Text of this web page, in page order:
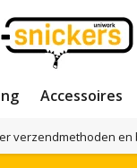
Accessoires
verzendmethoden